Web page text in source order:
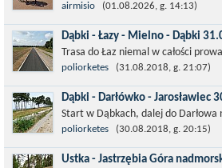
Łatwa, szosowa runda pod
małym podjazdem na Przełęcz
To trasa idealna na...
airmisio (01.08.2026, g. 14:13)
Dąbki - Łazy - Mielno - Dąbki
Trasa do Łaz niemal w całości
ścieżkę rowerową (od Dąbek do
Niestety jest to trasa nie...
poliorketes (31.08.2018, g. 21:07)
Dąbki - Darłówko - Jarosławiec
Start w Dąbkach, dalej do
(niekiedy pieszo-rowerową), gdzie
w stronę Darłówka Zachodniego....
poliorketes (30.08.2018, g. 20:15)
Ustka - Jastrzębia Góra